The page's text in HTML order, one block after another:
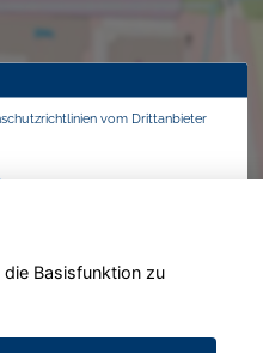
vom Drittanbieter
Basisfunktion zu